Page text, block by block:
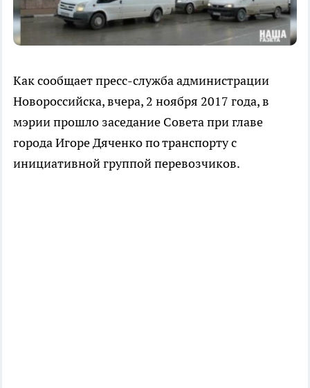
Как сообщает пресс-служба администрации
Новороссийска, вчера, 2 ноября 2017 года, в
мэрии прошло заседание Совета при главе
города Игоре Дяченко по транспорту с
инициативной группой перевозчиков.